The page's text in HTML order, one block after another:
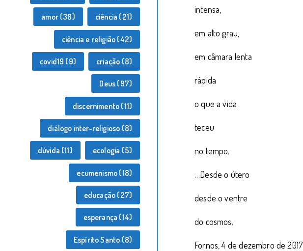
amor(38) ciência (21)
ciência e religião (42)
covid19 (9) criação (8)
Deus (97)
discernimento (11)
diálogo inter-religioso (8)
dúvida (11) ecologia (5)
ecumenismo (18)
educação (27)
esperança (14)
Espírito Santo (8)
intensa,
em alto grau,
em câmara lenta
rápida
o que a vida
teceu
no tempo.
…Desde o útero
desde o ventre
do cosmos.
Fornos, 4 de dezembro de 2017